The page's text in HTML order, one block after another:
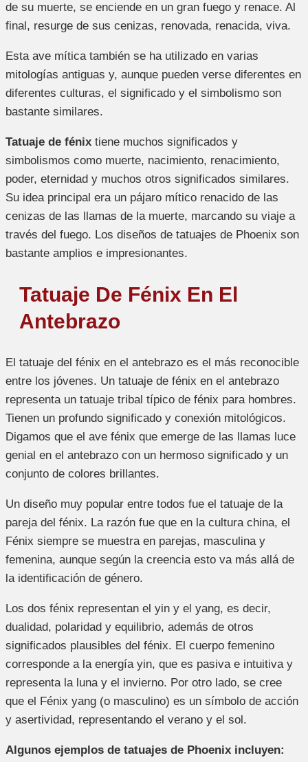
de su muerte, se enciende en un gran fuego y renace. Al
final, resurge de sus cenizas, renovada, renacida, viva.
Esta ave mítica también se ha utilizado en varias
mitologías antiguas y, aunque pueden verse diferentes en
diferentes culturas, el significado y el simbolismo son
bastante similares.
Tatuaje de fénix tiene muchos significados y
simbolismos como muerte, nacimiento, renacimiento,
poder, eternidad y muchos otros significados similares.
Su idea principal era un pájaro mítico renacido de las
cenizas de las llamas de la muerte, marcando su viaje a
través del fuego. Los diseños de tatuajes de Phoenix son
bastante amplios e impresionantes.
Tatuaje De Fénix En El
Antebrazo
El tatuaje del fénix en el antebrazo es el más reconocible
entre los jóvenes. Un tatuaje de fénix en el antebrazo
representa un tatuaje tribal típico de fénix para hombres.
Tienen un profundo significado y conexión mitológicos.
Digamos que el ave fénix que emerge de las llamas luce
genial en el antebrazo con un hermoso significado y un
conjunto de colores brillantes.
Un diseño muy popular entre todos fue el tatuaje de la
pareja del fénix. La razón fue que en la cultura china, el
Fénix siempre se muestra en parejas, masculina y
femenina, aunque según la creencia esto va más allá de
la identificación de género.
Los dos fénix representan el yin y el yang, es decir,
dualidad, polaridad y equilibrio, además de otros
significados plausibles del fénix. El cuerpo femenino
corresponde a la energía yin, que es pasiva e intuitiva y
representa la luna y el invierno. Por otro lado, se cree
que el Fénix yang (o masculino) es un símbolo de acción
y asertividad, representando el verano y el sol.
Algunos ejemplos de tatuajes de Phoenix incluyen: